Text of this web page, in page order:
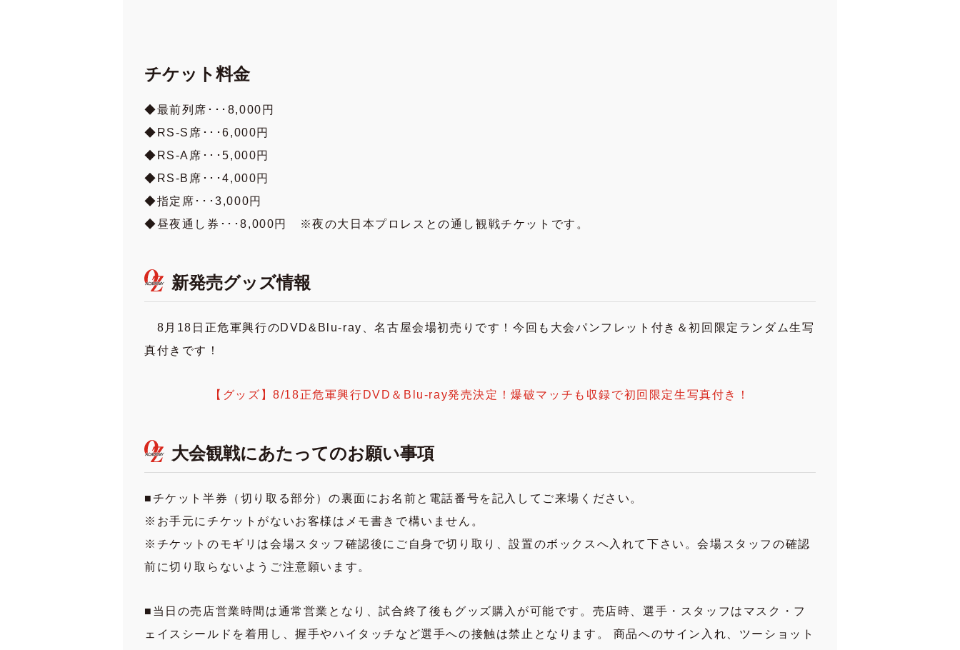
チケット料金
◆最前列席･･･8,000円
◆RS-S席･･･6,000円
◆RS-A席･･･5,000円
◆RS-B席･･･4,000円
◆指定席･･･3,000円
◆昼夜通し券･･･8,000円 ※夜の大日本プロレスとの通し観戦チケットです。
新発売グッズ情報
8月18日正危軍興行のDVD&Blu-ray、名古屋会場初売りです！今回も大会パンフレット付き＆初回限定ランダム生写
真付きです！
【グッズ】8/18正危軍興行DVD＆Blu-ray発売決定！爆破マッチも収録で初回限定生写真付き！
大会観戦にあたってのお願い事項
■チケット半券（切り取る部分）の裏面にお名前と電話番号を記入してご来場ください。
※お手元にチケットがないお客様はメモ書きで構いません。
※チケットのモギリは会場スタッフ確認後にご自身で切り取り、設置のボックスへ入れて下さい。会場スタッフの確認
前に切り取らないようご注意願います。
■当日の売店営業時間は通常営業となり、試合終了後もグッズ購入が可能です。売店時、選手・スタッフはマスク・フ
ェイスシールドを着用し、握手やハイタッチなど選手への接触は禁止となります。 商品へのサイン入れ、ツーショット